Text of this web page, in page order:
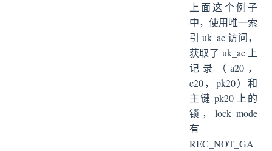
上面这个例子
中，使用唯一索
引 uk_ac 访问，
获取了 uk_ac 上
记录（a20，
c20，pk20）和
主键 pk20 上的
锁，lock_mode
有
REC_NOT_GA